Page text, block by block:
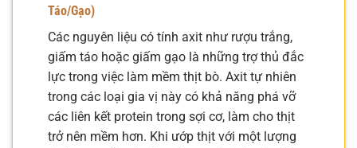
Táo/Gạo)
Các nguyên liệu có tính axit như rượu trắng,
giấm táo hoặc giấm gạo là những trợ thủ đắc
lực trong việc làm mềm thịt bò. Axit tự nhiên
trong các loại gia vị này có khả năng phá vỡ
các liên kết protein trong sợi cơ, làm cho thịt
trở nên mềm hơn. Khi ướp thịt với một lượng